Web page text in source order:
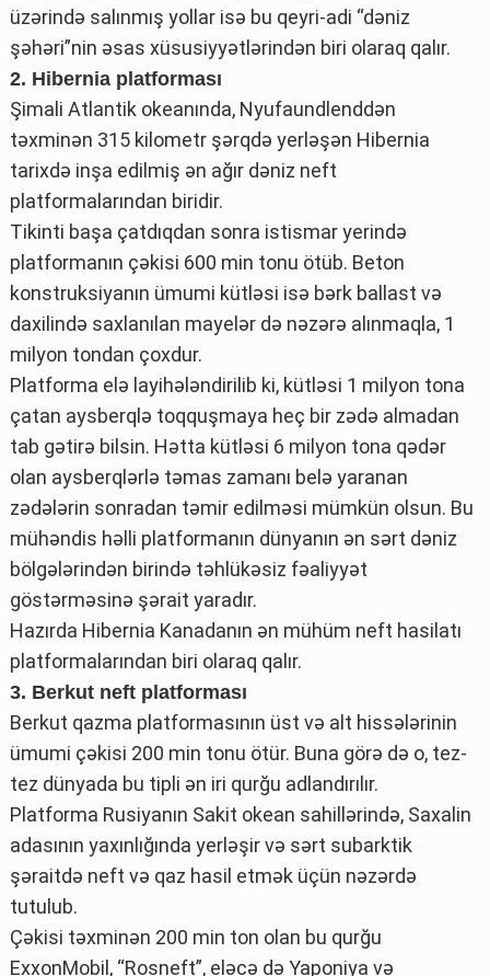
üzərində salınmış yollar isə bu qeyri-adi “dəniz
şəhəri”nin əsas xüsusiyyətlərindən biri olaraq qalır.
2. Hibernia platforması
Şimali Atlantik okeanında, Nyufaundlenddən
təxminən 315 kilometr şərqdə yerləşən Hibernia
tarixdə inşa edilmiş ən ağır dəniz neft
platformalarından biridir.
Tikinti başa çatdıqdan sonra istismar yerində
platformanın çəkisi 600 min tonu ötüb. Beton
konstruksiyanın ümumi kütləsi isə bərk ballast və
daxilində saxlanılan mayelər də nəzərə alınmaqla, 1
milyon tondan çoxdur.
Platforma elə layihələndirilib ki, kütləsi 1 milyon tona
çatan aysberqlə toqquşmaya heç bir zədə almadan
tab gətirə bilsin. Hətta kütləsi 6 milyon tona qədər
olan aysberqlərlə təmas zamanı belə yaranan
zədələrin sonradan təmir edilməsi mümkün olsun. Bu
mühəndis həlli platformanın dünyanın ən sərt dəniz
bölgələrindən birində təhlükəsiz fəaliyyət
göstərməsinə şərait yaradır.
Hazırda Hibernia Kanadanın ən mühüm neft hasilatı
platformalarından biri olaraq qalır.
3. Berkut neft platforması
Berkut qazma platformasının üst və alt hissələrinin
ümumi çəkisi 200 min tonu ötür. Buna görə də o, tez-
tez dünyada bu tipli ən iri qurğu adlandırılır.
Platforma Rusiyanın Sakit okean sahillərində, Saxalin
adasının yaxınlığında yerləşir və sərt subarktik
şəraitdə neft və qaz hasil etmək üçün nəzərdə
tutulub.
Çəkisi təxminən 200 min ton olan bu qurğu
ExxonMobil, “Rosneft”, eləcə də Yaponiya və